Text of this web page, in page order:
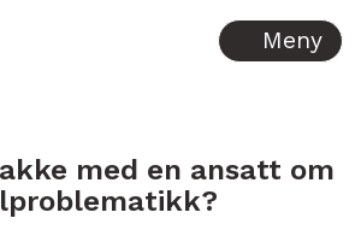
Meny
med en ansatt om